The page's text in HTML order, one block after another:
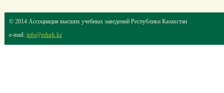
© 2014 Ассоциация высших учебных заведений Республики Казахстан
e-mail: info@edurk.kz